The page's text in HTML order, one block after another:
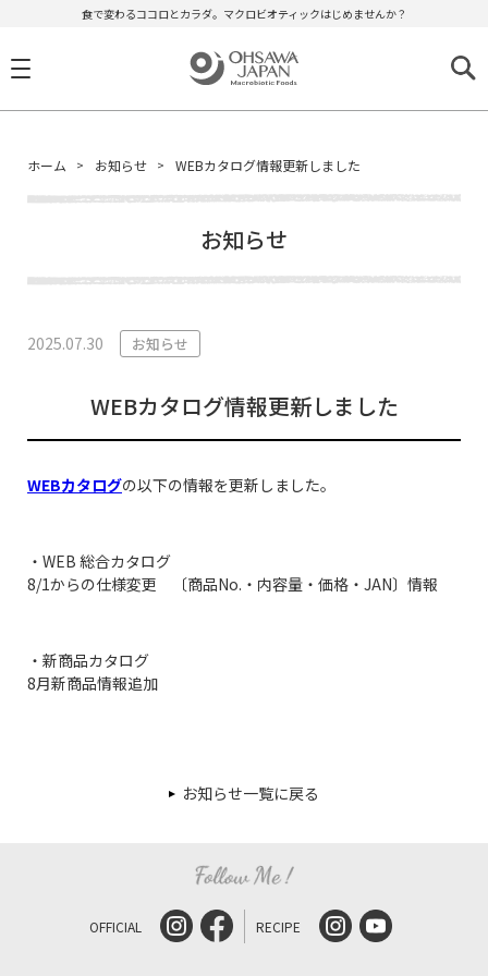
食で変わるココロとカラダ。マクロビオティックはじめませんか？
ホーム お知らせ WEBカタログ情報更新しました
お知らせ
2025.07.30 お知らせ
WEBカタログ情報更新しました
WEBカタログの以下の情報を更新しました。
・WEB 総合カタログ
8/1からの仕様変更 〔商品No.・内容量・価格・JAN〕情報
・新商品カタログ
8月新商品情報追加
お知らせ一覧に戻る
OFFICIAL RECIPE